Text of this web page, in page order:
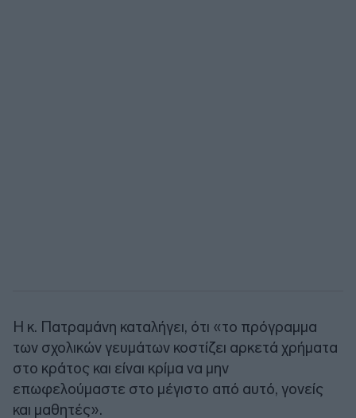
Η κ. Πατραμάνη καταλήγει, ότι «το πρόγραμμα
των σχολικών γευμάτων κοστίζει αρκετά χρήματα
στο κράτος και είναι κρίμα να μην
επωφελούμαστε στο μέγιστο από αυτό, γονείς
και μαθητές».